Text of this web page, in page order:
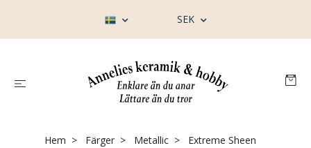
SEK
Hem Färger Metallic
Extreme Sheen